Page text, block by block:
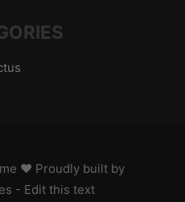
♥ Proudly built by
- Edit this text